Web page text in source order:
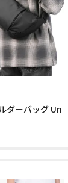
ダーバッグ Un